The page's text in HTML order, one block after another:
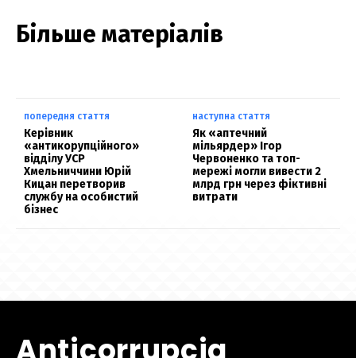
Більше матеріалів
попередня стаття
Керівник
«антикорупційного»
відділу УСР
Хмельниччини Юрій
Кицан перетворив
службу на особистий
бізнес
наступна стаття
Як «аптечний
мільярдер» Ігор
Червоненко та топ-
мережі могли вивести 2
млрд грн через фіктивні
витрати